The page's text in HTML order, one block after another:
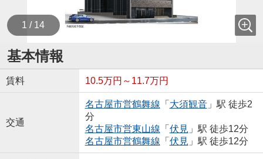
1 / 14
基本情報
賃料 10.5万円～11.7万円
交通
名古屋市営鶴舞線 「 大須観音」駅 徒歩2
分
名古屋市営東山線 「 伏見 」駅 徒歩12分
名古屋市営鶴舞線 「 伏見 」駅 徒歩12分